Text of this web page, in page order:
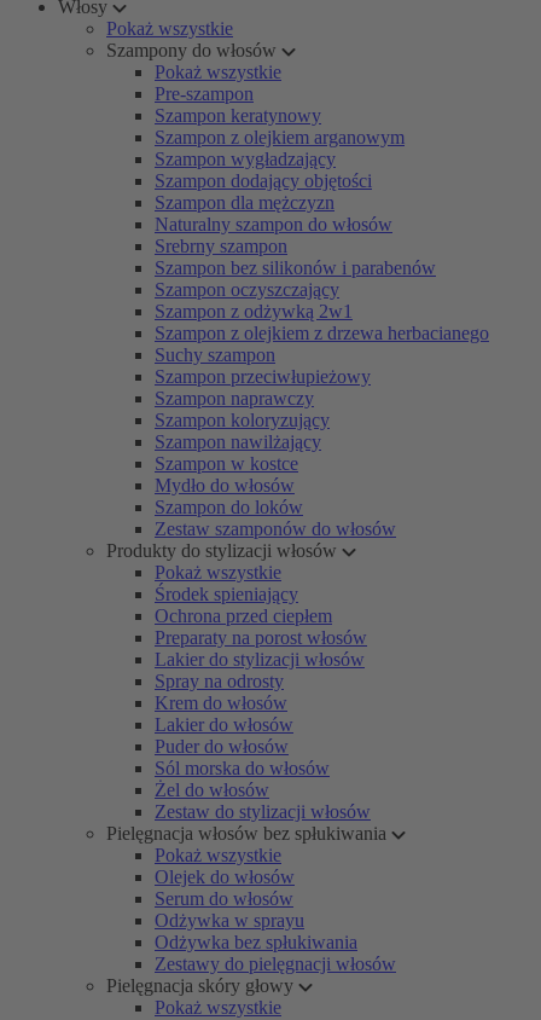
Włosy
Pokaż wszystkie
Szampony do włosów
Pokaż wszystkie
Pre-szampon
Szampon keratynowy
Szampon z olejkiem arganowym
Szampon wygładzający
Szampon dodający objętości
Szampon dla mężczyzn
Naturalny szampon do włosów
Srebrny szampon
Szampon bez silikonów i parabenów
Szampon oczyszczający
Szampon z odżywką 2w1
Szampon z olejkiem z drzewa herbacianego
Suchy szampon
Szampon przeciwłupieżowy
Szampon naprawczy
Szampon koloryzujący
Szampon nawilżający
Szampon w kostce
Mydło do włosów
Szampon do loków
Zestaw szamponów do włosów
Produkty do stylizacji włosów
Pokaż wszystkie
Środek spieniający
Ochrona przed ciepłem
Preparaty na porost włosów
Lakier do stylizacji włosów
Spray na odrosty
Krem do włosów
Lakier do włosów
Puder do włosów
Sól morska do włosów
Żel do włosów
Zestaw do stylizacji włosów
Pielęgnacja włosów bez spłukiwania
Pokaż wszystkie
Olejek do włosów
Serum do włosów
Odżywka w sprayu
Odżywka bez spłukiwania
Zestawy do pielęgnacji włosów
Pielęgnacja skóry głowy
Pokaż wszystkie